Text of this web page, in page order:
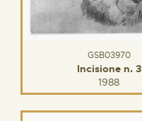
GSB03970
Incisione n. 3
1988